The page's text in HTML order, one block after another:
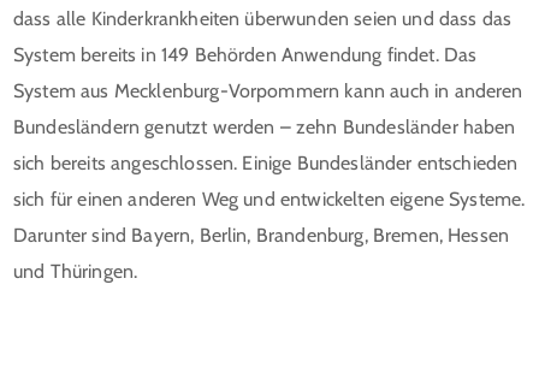
dass alle Kinderkrankheiten überwunden seien und dass das
System bereits in 149 Behörden Anwendung findet. Das
System aus Mecklenburg-Vorpommern kann auch in anderen
Bundesländern genutzt werden – zehn Bundesländer haben
sich bereits angeschlossen. Einige Bundesländer entschieden
sich für einen anderen Weg und entwickelten eigene Systeme.
Darunter sind Bayern, Berlin, Brandenburg, Bremen, Hessen
und Thüringen.